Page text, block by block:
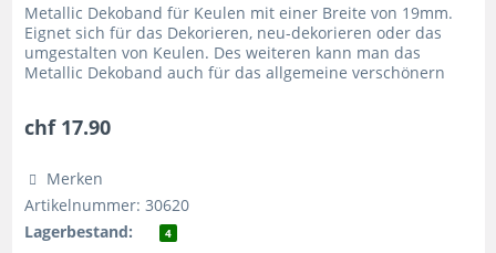
Metallic Dekoband für Keulen mit einer Breite von 19mm.
Eignet sich für das Dekorieren, neu-dekorieren oder das
umgestalten von Keulen. Des weiteren kann man das
Metallic Dekoband auch für das allgemeine verschönern
chf 17.90
Merken
Artikelnummer: 30620
Lagerbestand:
4